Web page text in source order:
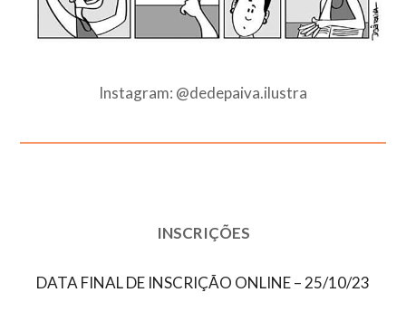
Instagram: @dedepaiva.ilustra
INSCRIÇÕES
DATA FINAL DE INSCRIÇÃO ONLINE – 25/10/23